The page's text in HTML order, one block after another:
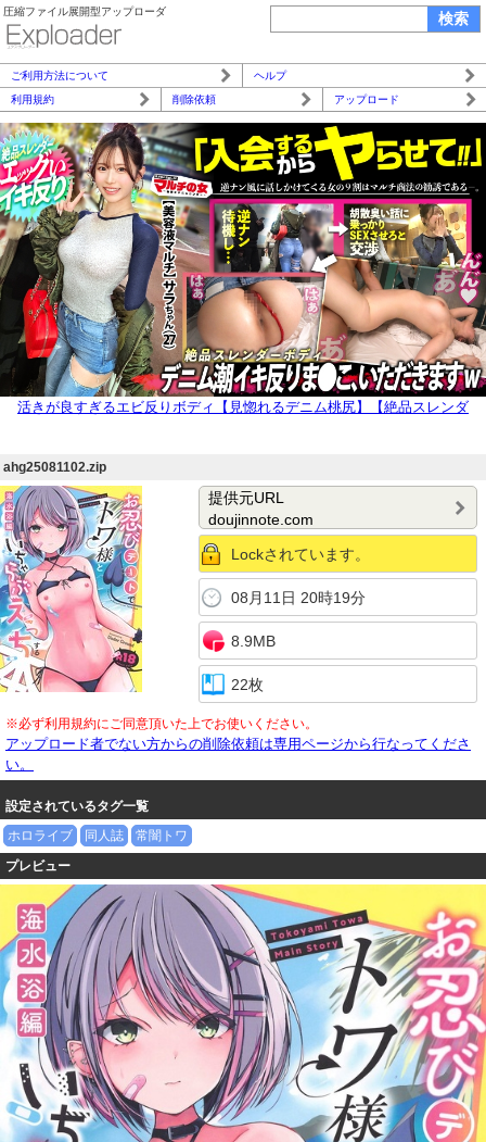
圧縮ファイル展開型アップローダ
ご利用方法について
ヘルプ
利用規約
削除依頼 アップロード
活きが良すぎるエビ反りボディ【見惚れるデニム桃尻】【絶品スレンダ
ご馳走乳首がこんにちはwwしゃぶり尽くしたら潮でテカったシズルま●こ
にブチ込み猛ピス。イキ反るたび締まるキツキツま●こ最高でしたww ：ca
se.66
ahg25081102.zip
提供元URL
doujinnote.com
Lockされています。
08月11日 20時19分
8.9MB
22枚
※必ず利用規約にご同意頂いた上でお使いください。
アップロード者でない方からの削除依頼は専用ページから行なってくださ
い。
設定されているタグ一覧
ホロライブ
同人誌
常闇トワ
プレビュー